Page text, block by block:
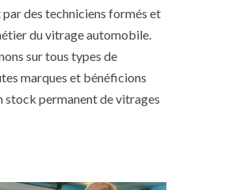
par des techniciens formés et
du vitrage automobile.
sur tous types de
marques et bénéficions
stock permanent de vitrages